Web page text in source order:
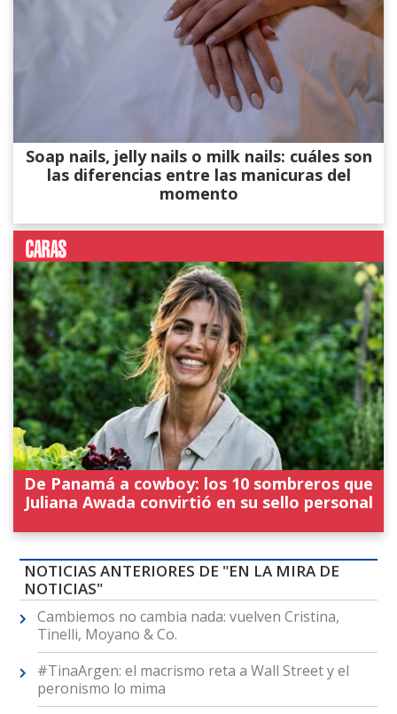
Soap nails, jelly nails o milk nails: cuáles son
las diferencias entre las manicuras del
momento
De Panamá a cowboy: los 10 sombreros que
Juliana Awada convirtió en su sello personal
NOTICIAS ANTERIORES DE "EN LA MIRA DE
NOTICIAS"
Cambiemos no cambia nada: vuelven Cristina,
Tinelli, Moyano & Co.
#TinaArgen: el macrismo reta a Wall Street y el
peronismo lo mima